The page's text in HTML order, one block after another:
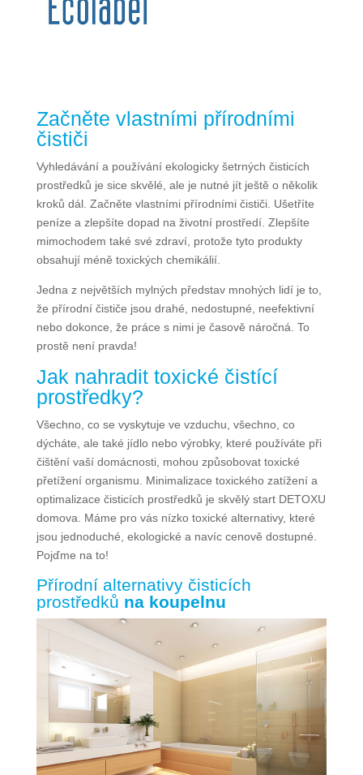
Začněte vlastními přírodními
čističi
Vyhledávání a používání ekologicky šetrných čisticích
prostředků je sice skvělé, ale je nutné jít ještě o několik
kroků dál. Začněte vlastními přírodními čističi. Ušetříte
peníze a zlepšíte dopad na životní prostředí. Zlepšíte
mimochodem také své zdraví, protože tyto produkty
obsahují méně toxických chemikálií.
Jedna z největších mylných představ mnohých lidí je to,
že přírodní čističe jsou drahé, nedostupné, neefektivní
nebo dokonce, že práce s nimi je časově náročná. To
prostě není pravda!
Jak nahradit toxické čistící
prostředky?
Všechno, co se vyskytuje ve vzduchu, všechno, co
dýcháte, ale také jídlo nebo výrobky, které používáte při
čištění vaší domácnosti, mohou způsobovat toxické
přetížení organismu. Minimalizace toxického zatížení a
optimalizace čisticích prostředků je skvělý start DETOXU
domova. Máme pro vás nízko toxické alternativy, které
jsou jednoduché, ekologické a navíc cenově dostupné.
Pojďme na to!
Přírodní alternativy čisticích
prostředků na koupelnu